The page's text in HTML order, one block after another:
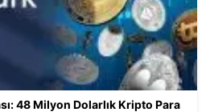
48 Milyon Dolarlık Kripto Para